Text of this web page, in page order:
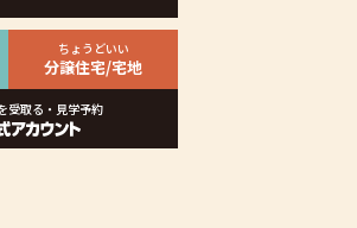
ちょうどいい
分譲住宅/宅地
受取る・見学予約